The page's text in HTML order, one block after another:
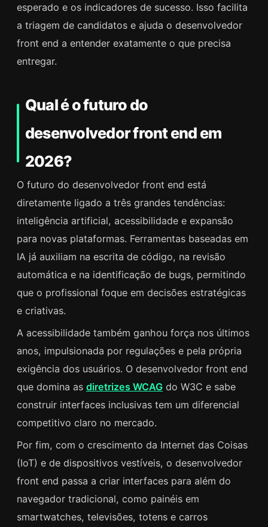
esperado e os indicadores de sucesso. Isso facilita
a triagem de candidatos e ajuda o desenvolvedor
front end a entender exatamente o que precisa
entregar.
Qual é o futuro do
desenvolvedor front end em
2026?
O futuro do desenvolvedor front end está
diretamente ligado a três grandes tendências:
inteligência artificial, acessibilidade e expansão
para novas plataformas. Ferramentas baseadas em
IA já auxiliam na escrita de código, na revisão
automática e na identificação de bugs, permitindo
que o profissional foque em decisões estratégicas
e criativas.
A acessibilidade também ganhou força nos últimos
anos, impulsionada por regulações e pela própria
exigência dos usuários. O desenvolvedor front end
que domina as diretrizes WCAG do W3C e sabe
construir interfaces inclusivas tem um diferencial
competitivo claro no mercado.
Por fim, com o crescimento da Internet das Coisas
(IoT) e de dispositivos vestíveis, o desenvolvedor
front end passa a criar interfaces para além do
navegador tradicional, como painéis em
smartwatches, televisões, totens e carros